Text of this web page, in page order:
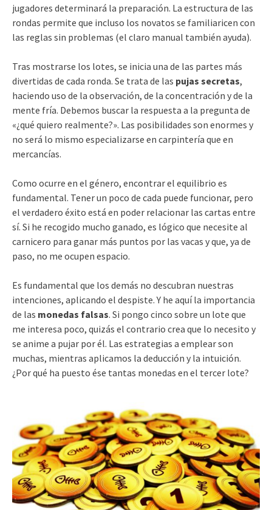
jugadores determinará la preparación. La estructura de las
rondas permite que incluso los novatos se familiaricen con
las reglas sin problemas (el claro manual también ayuda).
Tras mostrarse los lotes, se inicia una de las partes más
divertidas de cada ronda. Se trata de las pujas secretas,
haciendo uso de la observación, de la concentración y de la
mente fría. Debemos buscar la respuesta a la pregunta de
«¿qué quiero realmente?». Las posibilidades son enormes y
no será lo mismo especializarse en carpintería que en
mercancías.
Como ocurre en el género, encontrar el equilibrio es
fundamental. Tener un poco de cada puede funcionar, pero
el verdadero éxito está en poder relacionar las cartas entre
sí. Si he recogido mucho ganado, es lógico que necesite al
carnicero para ganar más puntos por las vacas y que, ya de
paso, no me ocupen espacio.
Es fundamental que los demás no descubran nuestras
intenciones, aplicando el despiste. Y he aquí la importancia
de las monedas falsas. Si pongo cinco sobre un lote que
me interesa poco, quizás el contrario crea que lo necesito y
se anime a pujar por él. Las estrategias a emplear son
muchas, mientras aplicamos la deducción y la intuición.
¿Por qué ha puesto ése tantas monedas en el tercer lote?